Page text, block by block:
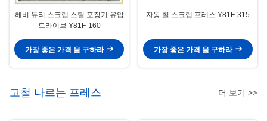
헤비 듀티 스크랩 스틸 포장기 유압
드라이브 Y81F-160
가장 좋은 가격 을 구하라
자동 철 스크랩 프레스 Y81F-315
가장 좋은 가격 을 구하라
고철 나르는 프레스 더 보기 >>